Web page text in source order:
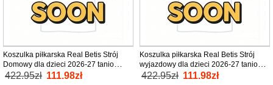
Koszulka piłkarska Real Betis Strój
Domowy dla dzieci 2026-27 tanio
Krótki Rękaw (+ Krótkie spodenki)
422.95zł 111.98zł
Koszulka piłkarska Real Betis Strój
wyjazdowy dla dzieci 2026-27 tanio
Krótki Rękaw (+ Krótkie spodenki)
422.95zł 111.98zł